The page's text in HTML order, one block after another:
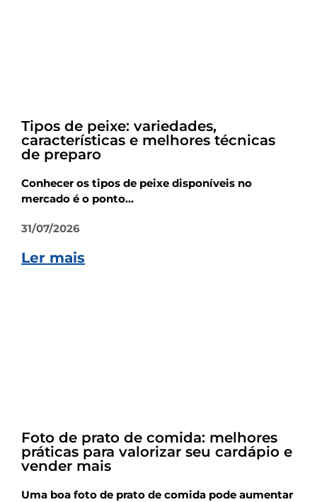
Tipos de peixe: variedades,
características e melhores técnicas
de preparo
Conhecer os tipos de peixe disponíveis no
mercado é o ponto...
31/07/2026
Ler mais
Foto de prato de comida: melhores
práticas para valorizar seu cardápio e
vender mais
Uma boa foto de prato de comida pode aumentar